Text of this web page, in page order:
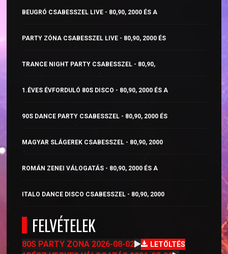
BEUGRÓ CSABESSZEL LIVE - 80,90, 2000 ÉS A
PARTY ZÓNA CSABESSZEL LIVE - 80,90, 2000 ÉS
TRANCE NIGHT PARTY CSABESSZEL - 80,90,
1.ÉVES ÉVFORDULÓ 80S DISCO - 80,90, 2000 ÉS A
90S DANCE PARTY CSABESSZEL - 80,90, 2000 ÉS
MAGYAR SLÁGEREK CSABESSZEL - 80,90, 2000
ROMÁN ZENEI VÁLOGATÁS - 80,90, 2000 ÉS A
ITALO DANCE DISCO CSABESSZEL - 80,90, 2000
FELVÉTELEK
80S PARTY ZONA 2026-08-02 LETÖLTÉS